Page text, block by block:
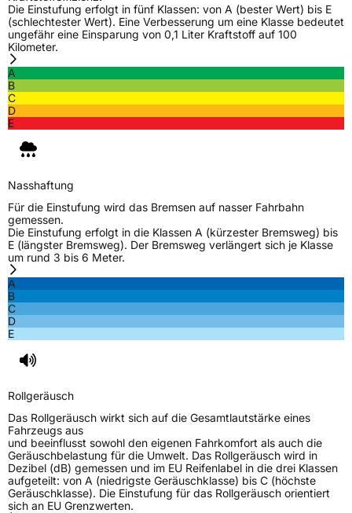
FahrzeugklasseC1
3PMSF / Schneeflockensymbol / Alpine-Symbol
Allgemeine Produktsicherheit (GPSR)
Herstellerkontakt
LLG_info@linglong.cn
Die Einstufung erfolgt in fünf Klassen: von A (bester Wert) bis E
(schlechtester Wert). Eine Verbesserung um eine Klasse bedeutet
ungefähr eine Einsparung von 0,1 Liter Kraftstoff auf 100
Kilometer.
A
B
C
D
E
Nasshaftung
Für die Einstufung wird das Bremsen auf nasser Fahrbahn
gemessen.
Die Einstufung erfolgt in die Klassen A (kürzester Bremsweg) bis
E (längster Bremsweg). Der Bremsweg verlängert sich je Klasse
um rund 3 bis 6 Meter.
A
B
C
D
E
Rollgeräusch
Das Rollgeräusch wirkt sich auf die Gesamtlautstärke eines
Fahrzeugs aus
und beeinflusst sowohl den eigenen Fahrkomfort als auch die
Geräuschbelastung für die Umwelt. Das Rollgeräusch wird in
Dezibel (dB) gemessen und im EU Reifenlabel in die drei Klassen
aufgeteilt: von A (niedrigste Geräuschklasse) bis C (höchste
Geräuschklasse). Die Einstufung für das Rollgeräusch orientiert
sich an EU Grenzwerten.